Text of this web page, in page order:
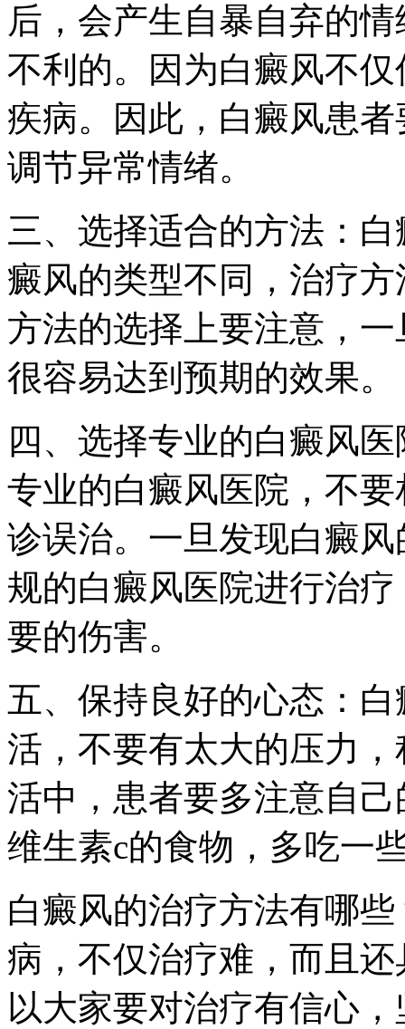
后，会产生自暴自弃的
不利的。因为白癜风不
疾病。因此，白癜风患
调节异常情绪。
三、选择适合的方法：
癜风的类型不同，治疗
方法的选择上要注意，
很容易达到预期的效果。
四、选择专业的白癜风
专业的白癜风医院，不
诊误治。一旦发现白癜
规的白癜风医院进行治
要的伤害。
五、保持良好的心态：
活，不要有太大的压力
活中，患者要多注意自
维生素c的食物，多吃一
白癜风的治疗方法有哪
病，不仅治疗难，而且
以大家要对治疗有信心